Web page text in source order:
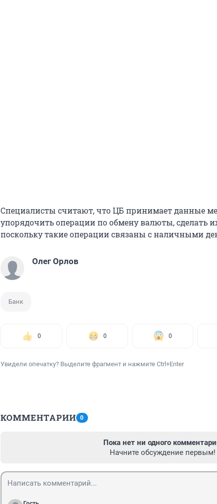
Специалисты считают, что ЦБ принимает данные
упорядочить операции по обмену валюты, сделать
поскольку такие операции связаны с наличными
Олег Орлов
Банк
0 0 0
Увидели опечатку? Выделите фрагмент и нажмите Ctrl+Enter
КОММЕНТАРИИ 0
Пока нет ни одного
Начните обсуждение первым!